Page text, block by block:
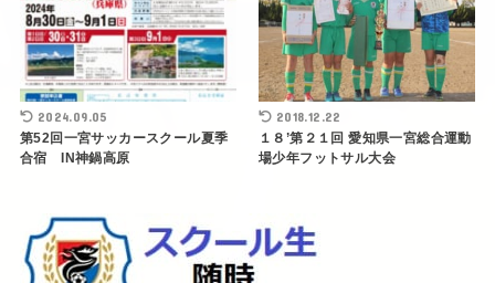
2024.09.05
第52回一宮サッカースクール夏季
合宿 IN神鍋高原
2018.12.22
１８’第２１回 愛知県一宮総合運動
場少年フットサル大会